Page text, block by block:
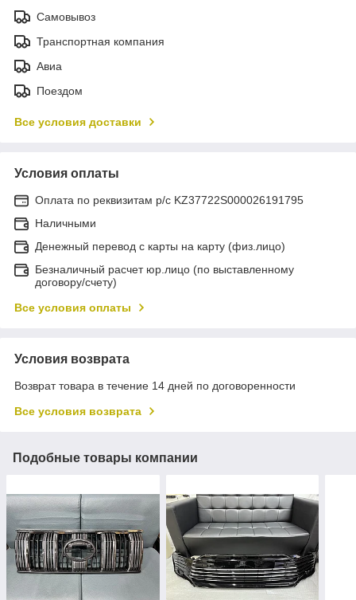
Самовывоз
Транспортная компания
Авиа
Поездом
Все условия доставки
Условия оплаты
Оплата по реквизитам р/с KZ37722S000026191795
Наличными
Денежный перевод с карты на карту (физ.лицо)
Безналичный расчет юр.лицо (по выставленному
договору/счету)
Все условия оплаты
Условия возврата
Возврат товара в течение 14 дней по договоренности
Все условия возврата
Подобные товары компании